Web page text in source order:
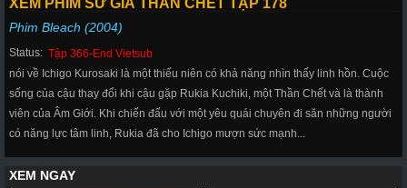
XEM PHIM SỨ GIẢ THẦN CHẾT TẬP 178
Phim Bleach (2004)
Status: Tập 366-End Vietsub
nói về Ichigo Kurosaki là một thiếu niên có khả năng nhìn thấy linh hồn. Cuộc
sống của cậu thay đổi khi cậu gặp Rukia Kuchiki, một Thần Chết và là thành
viên của Âm Giới. Khi chiến đấu với một yêu quái chuyên đi săn những người
có năng lực tâm linh, Rukia đã cho Ichigo mượn sức mạnh...